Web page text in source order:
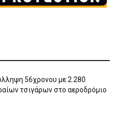
56χρονου με 2.280
τσιγάρων στο αεροδρόμιο